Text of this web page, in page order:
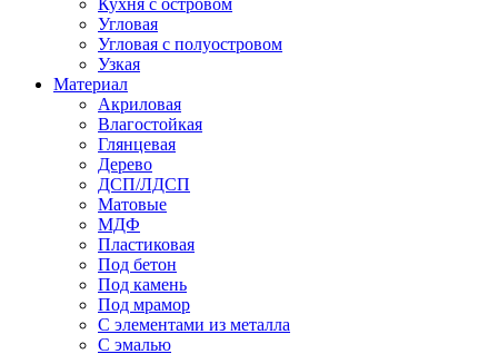
Кухня с островом
Угловая
Угловая с полуостровом
Узкая
Материал
Акриловая
Влагостойкая
Глянцевая
Дерево
ДСП/ЛДСП
Матовые
МДФ
Пластиковая
Под бетон
Под камень
Под мрамор
С элементами из металла
С эмалью